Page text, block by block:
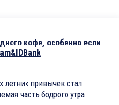
кофе, особенно если
привычек стал
часть бодрого утра